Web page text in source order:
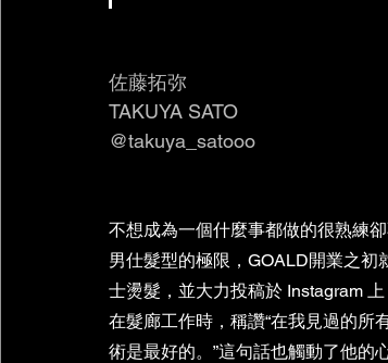
佐藤拓弥
TAKUYA SATO
@takuya_satooo
不想成為一個什麼事都做的很熟練
男仕髮型的極限，GOALD開業之初
士燙髮，並大力投稿於 Instagram
在髮廊工作時，稱讚“在我見過的所
術是最好的。”這句話也觸動了他的心